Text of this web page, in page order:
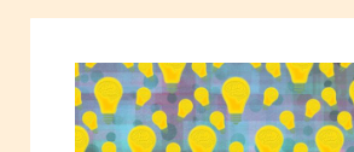
quotidiane
Pubblicità